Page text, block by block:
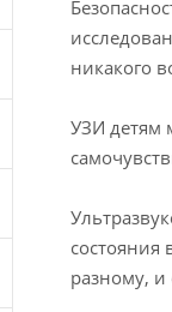
никакого
УЗИ детям
состояния
разному, и